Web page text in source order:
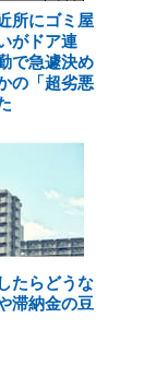
所にゴミ屋
がドア連
で急遽決め
の「超劣悪
たらどうな
滞納金の豆